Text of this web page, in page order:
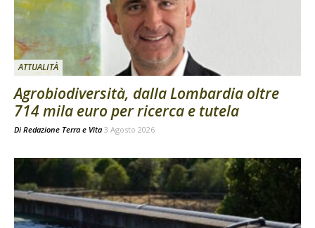
ATTUALITÀ
Agrobiodiversità, dalla Lombardia oltre
714 mila euro per ricerca e tutela
Di Redazione Terra e Vita 3 Agosto 2026